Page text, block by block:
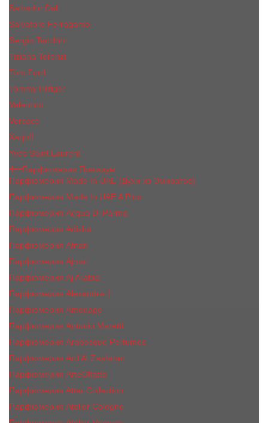
Salvador Dali
Salvatore Ferragamo
Sergio Tacchini
Tiziana Terenzi
Tom Ford
Tommy Hilfiger
Valentino
Versace
Xerjoff
Yves Saint Laurent
Парфюмерия Премиум
Парфюмерия Made In UAE (Духи из Эмиратов)
Парфюмерия Made In UAE A Plus
Парфюмерия Acqua Di Parma
Парфюмерия Adisha
Парфюмерия Afnan
Парфюмерия Ajmal
Парфюмерия Aj Arabia
Парфюмерия Alexandre J.
Парфюмерия Amouage
Парфюмерия Antonio Maretti
Парфюмерия Arabesque Perfumes
Парфюмерия Ard Al Zaafaran
Парфюмерия ArteOlfatto
Парфюмерия Attar Collection
Парфюмерия Atelier Cologne